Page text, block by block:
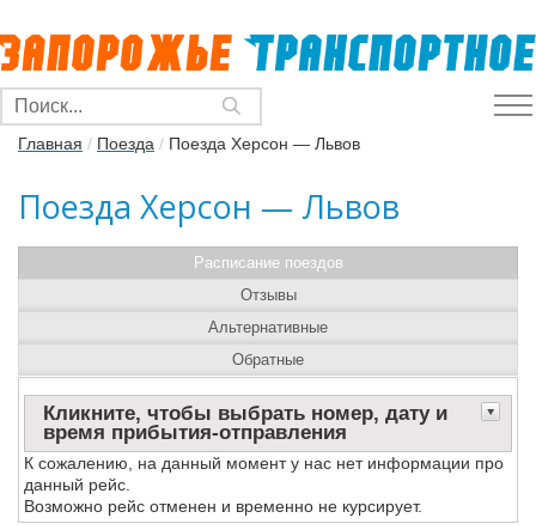
Главная / Поезда / Поезда Херсон — Львов
Поезда Херсон — Львов
Расписание поездов
Кликните, чтобы выбрать номер, дату и
время прибытия-отправления
К сожалению, на данный момент у нас нет информации про
данный рейс.
Возможно рейс отменен и временно не курсирует.
Отзывы
Альтернативные
Обратные